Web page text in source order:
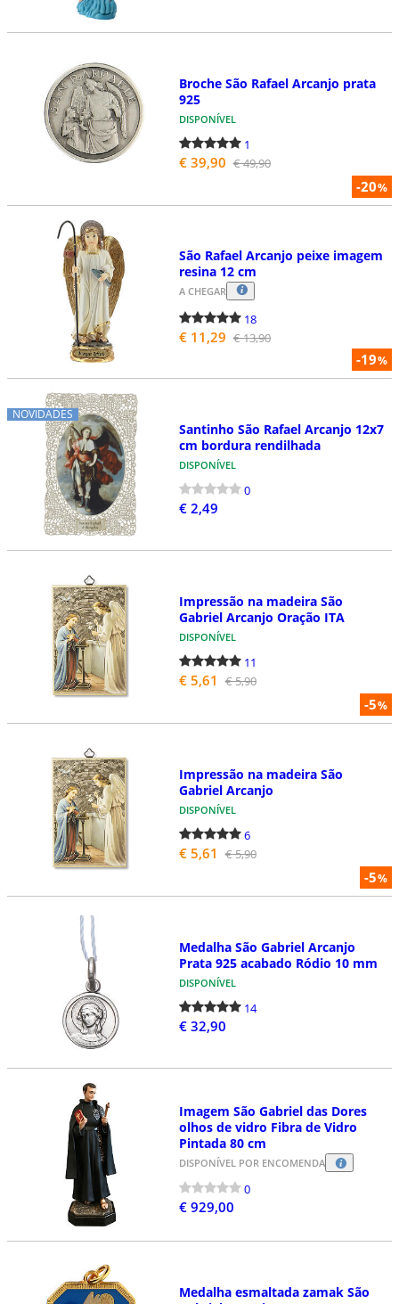
-20%
Broche São Rafael Arcanjo prata
925
DISPONÍVEL
1
€ 39,90 € 49,90
-19%
São Rafael Arcanjo peixe imagem
resina 12 cm
A CHEGAR
18
€ 11,29 € 13,90
NOVIDADES
Santinho São Rafael Arcanjo 12x7
cm bordura rendilhada
DISPONÍVEL
0
€ 2,49
-5%
Impressão na madeira São
Gabriel Arcanjo Oração ITA
DISPONÍVEL
11
€ 5,61 € 5,90
-5%
Impressão na madeira São
Gabriel Arcanjo
DISPONÍVEL
6
€ 5,61 € 5,90
Medalha São Gabriel Arcanjo
Prata 925 acabado Ródio 10 mm
DISPONÍVEL
14
€ 32,90
Imagem São Gabriel das Dores
olhos de vidro Fibra de Vidro
Pintada 80 cm
DISPONÍVEL POR ENCOMENDA
0
€ 929,00
Medalha esmaltada zamak São